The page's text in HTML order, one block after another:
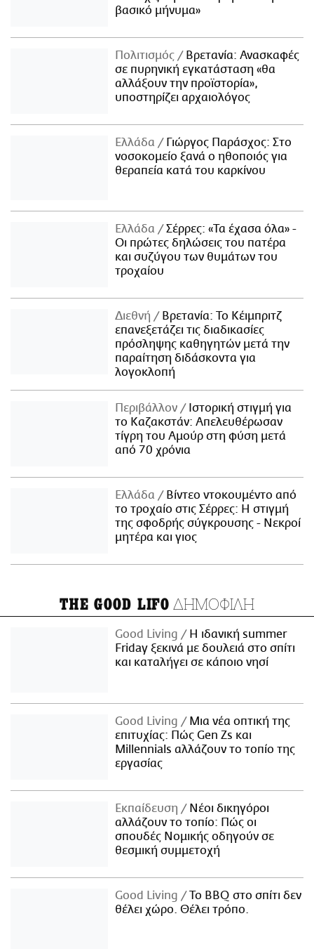
βασικό μήνυμα»
Πολιτισμός
Βρετανία: Ανασκαφές
σε πυρηνική εγκατάσταση «θα
αλλάξουν την προϊστορία»,
υποστηρίζει αρχαιολόγος
Ελλάδα
Γιώργος Παράσχος: Στο
νοσοκομείο ξανά ο ηθοποιός για
θεραπεία κατά του καρκίνου
Ελλάδα
Σέρρες: «Τα έχασα όλα» -
Οι πρώτες δηλώσεις του πατέρα
και συζύγου των θυμάτων του
τροχαίου
Διεθνή
Βρετανία: Το Κέιμπριτζ
επανεξετάζει τις διαδικασίες
πρόσληψης καθηγητών μετά την
παραίτηση διδάσκοντα για
λογοκλοπή
Περιβάλλον
Ιστορική στιγμή για
το Καζακστάν: Απελευθέρωσαν
τίγρη του Αμούρ στη φύση μετά
από 70 χρόνια
Ελλάδα
Βίντεο ντοκουμέντο από
το τροχαίο στις Σέρρες: Η στιγμή
της σφοδρής σύγκρουσης - Νεκροί
μητέρα και γιος
THE GOOD LIFO ΔΗΜΟΦΙΛΗ
Good Living
Η ιδανική summer
Friday ξεκινά με δουλειά στο σπίτι
και καταλήγει σε κάποιο νησί
Good Living
Μια νέα οπτική της
επιτυχίας: Πώς Gen Zs και
Millennials αλλάζουν το τοπίο της
εργασίας
Εκπαίδευση
Νέοι δικηγόροι
αλλάζουν το τοπίο: Πώς οι
σπουδές Νομικής οδηγούν σε
θεσμική συμμετοχή
Good Living
Το BBQ στο σπίτι δεν
θέλει χώρο. Θέλει τρόπο.